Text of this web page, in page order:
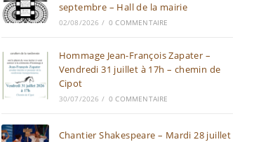
septembre – Hall de la mairie
02/08/2026 / 0 COMMENTAIRE
Hommage Jean-François Zapater –
Vendredi 31 juillet à 17h – chemin de
Cipot
30/07/2026 / 0 COMMENTAIRE
Chantier Shakespeare – Mardi 28 juillet